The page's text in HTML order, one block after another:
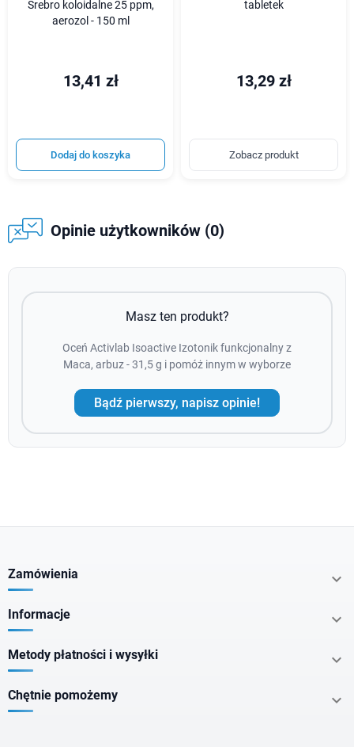
Srebro koloidalne 25 ppm,
aerozol - 150 ml
13,41 zł
Dodaj do koszyka
tabletek
13,29 zł
Zobacz produkt
Opinie użytkowników (0)
Masz ten produkt?
Oceń Activlab Isoactive Izotonik funkcjonalny z
Maca, arbuz - 31,5 g i pomóż innym w wyborze
Bądź pierwszy, napisz opinie!
Zamówienia 
Informacje 
Metody płatności i wysyłki 
Chętnie pomożemy 